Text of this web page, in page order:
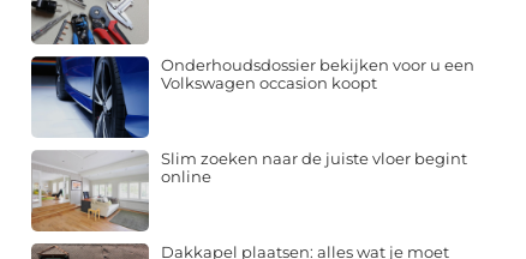
Onderhoudsdossier bekijken voor u een
Volkswagen occasion koopt
Slim zoeken naar de juiste vloer begint
online
Dakkapel plaatsen: alles wat je moet